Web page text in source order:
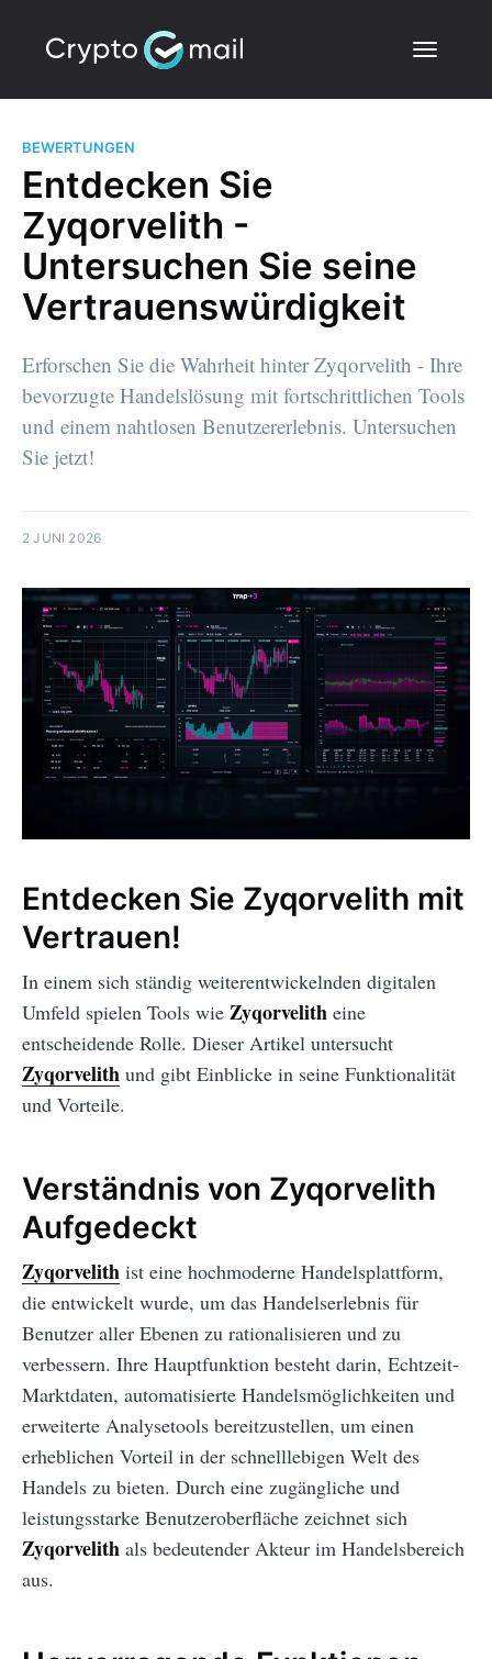
BEWERTUNGEN
Entdecken Sie
Zyqorvelith -
Untersuchen Sie seine
Vertrauenswürdigkeit
Erforschen Sie die Wahrheit hinter Zyqorvelith - Ihre
bevorzugte Handelslösung mit fortschrittlichen Tools
und einem nahtlosen Benutzererlebnis. Untersuchen
Sie jetzt!
2 JUNI 2026
Entdecken Sie Zyqorvelith mit
Vertrauen!
In einem sich ständig weiterentwickelnden digitalen
Umfeld spielen Tools wie Zyqorvelith eine
entscheidende Rolle. Dieser Artikel untersucht
Zyqorvelith und gibt Einblicke in seine Funktionalität
und Vorteile.
Verständnis von Zyqorvelith
Aufgedeckt
Zyqorvelith ist eine hochmoderne Handelsplattform,
die entwickelt wurde, um das Handelserlebnis für
Benutzer aller Ebenen zu rationalisieren und zu
verbessern. Ihre Hauptfunktion besteht darin, Echtzeit-
Marktdaten, automatisierte Handelsmöglichkeiten und
erweiterte Analysetools bereitzustellen, um einen
erheblichen Vorteil in der schnelllebigen Welt des
Handels zu bieten. Durch eine zugängliche und
leistungsstarke Benutzeroberfläche zeichnet sich
Zyqorvelith als bedeutender Akteur im Handelsbereich
aus.